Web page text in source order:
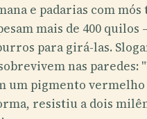
e padarias com mós
mais de 400
para girá-las.
nas paredes:
um pigmento vermelho
resistiu a dois